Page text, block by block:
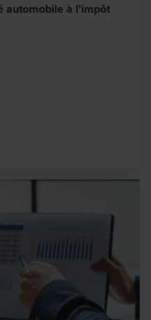
automobile à l'impôt